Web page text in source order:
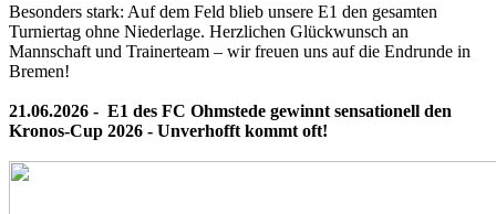
Besonders stark: Auf dem Feld blieb unsere E1 den gesamten
Turniertag ohne Niederlage. Herzlichen Glückwunsch an
Mannschaft und Trainerteam – wir freuen uns auf die Endrunde in
Bremen!
21.06.2026 - E1 des FC Ohmstede gewinnt sensationell den
Kronos-Cup 2026 - Unverhofft kommt oft!